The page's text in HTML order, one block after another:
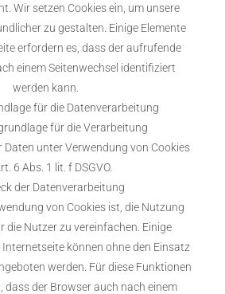
Wir setzen Cookies ein, um unsere
zu gestalten. Einige Elemente
erfordern es, dass der aufrufende
einem Seitenwechsel identifiziert
werden kann.
für die Datenverarbeitung
für die Verarbeitung
Daten unter Verwendung von Cookies
6 Abs. 1 lit. f DSGVO.
der Datenverarbeitung
von Cookies ist, die Nutzung
die Nutzer zu vereinfachen. Einige
können ohne den Einsatz
werden. Für diese Funktionen
dass der Browser auch nach einem